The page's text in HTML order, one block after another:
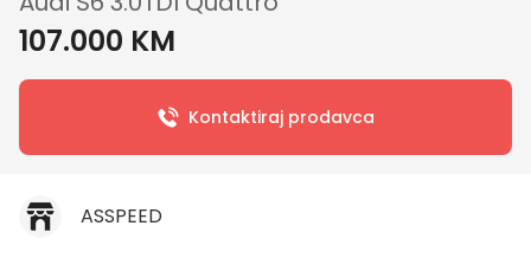
107.000 KM
Kontaktiraj prodavca
ASSPEED